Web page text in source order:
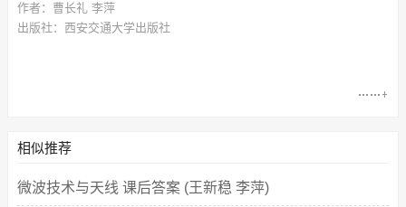
作者：曹长礼 李萍
出版社：西安交通大学出版社
相似推荐
微波技术与天线 课后答案 (王新稳 李萍)